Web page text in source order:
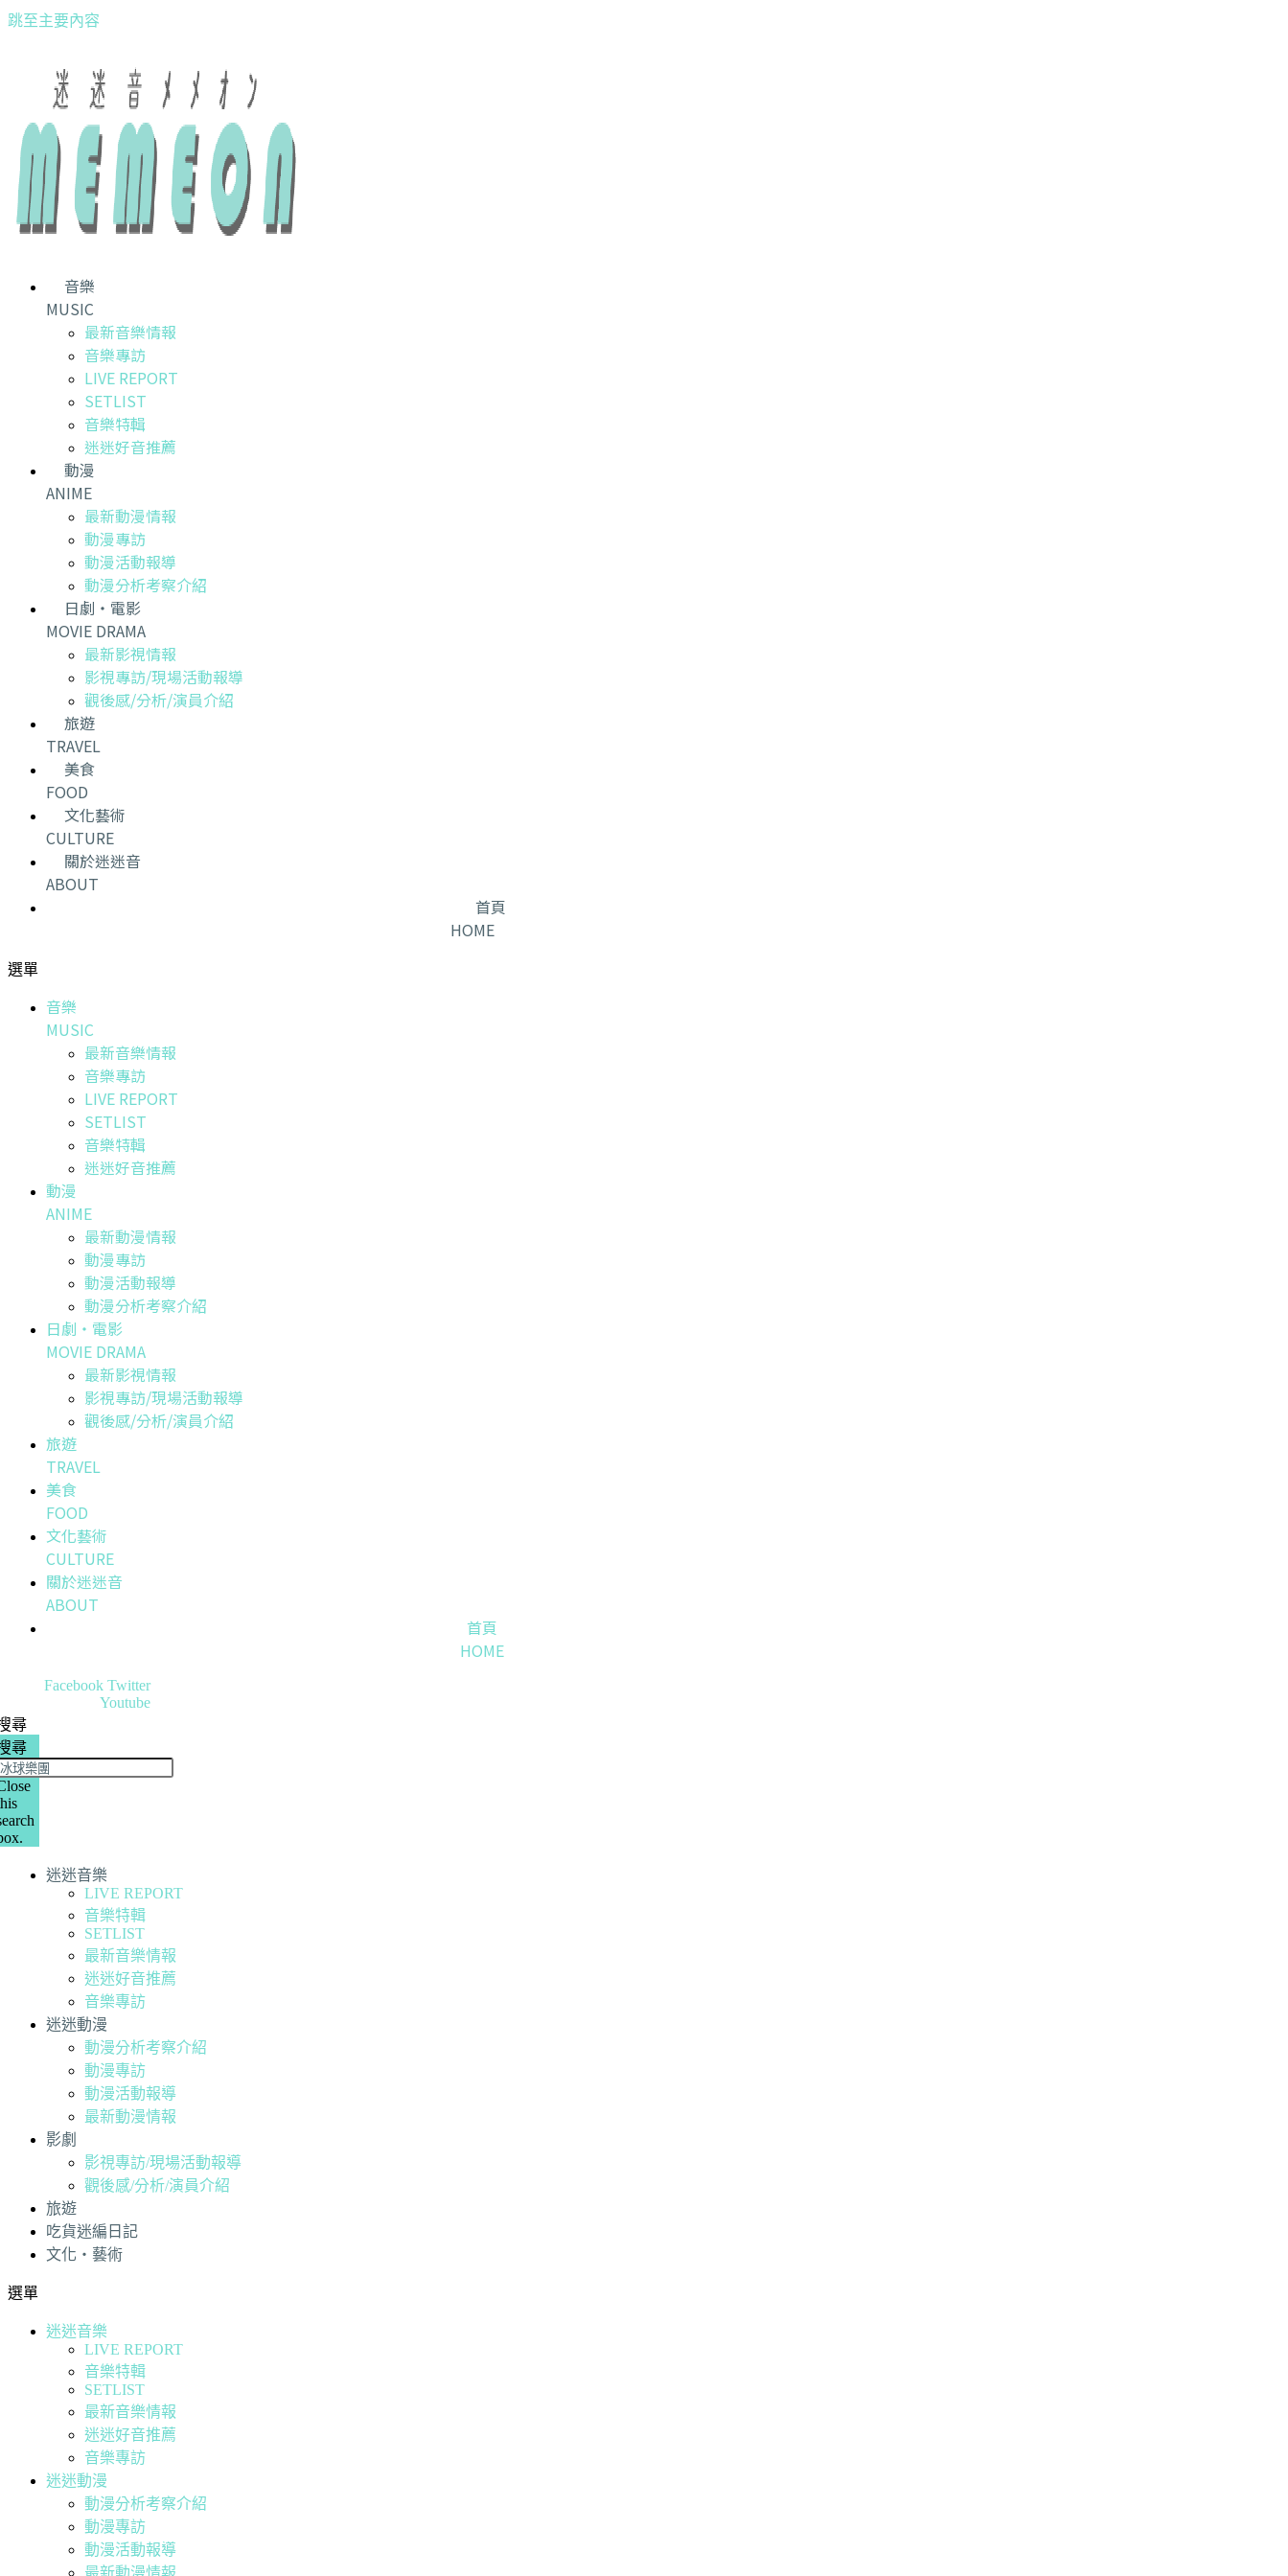
跳至主要內容
音樂
MUSIC
最新音樂情報
音樂專訪
LIVE REPORT
SETLIST
音樂特輯
迷迷好音推薦
動漫
ANIME
最新動漫情報
動漫專訪
動漫活動報導
動漫分析考察介紹
日劇・電影
MOVIE DRAMA
最新影視情報
影視專訪/現場活動報導
觀後感/分析/演員介紹
旅遊
TRAVEL
美食
FOOD
文化藝術
CULTURE
關於迷迷音
ABOUT
首頁
HOME
選單
音樂
MUSIC
最新音樂情報
音樂專訪
LIVE REPORT
SETLIST
音樂特輯
迷迷好音推薦
動漫
ANIME
最新動漫情報
動漫專訪
動漫活動報導
動漫分析考察介紹
日劇・電影
MOVIE DRAMA
最新影視情報
影視專訪/現場活動報導
觀後感/分析/演員介紹
旅遊
TRAVEL
美食
FOOD
文化藝術
CULTURE
關於迷迷音
ABOUT
首頁
HOME
Facebook Twitter
Youtube
尋
尋
迷迷音樂
LIVE REPORT
音樂特輯
SETLIST
最新音樂情報
迷迷好音推薦
音樂專訪
迷迷動漫
動漫分析考察介紹
動漫專訪
動漫活動報導
最新動漫情報
影劇
影視專訪/現場活動報導
觀後感/分析/演員介紹
旅遊
吃貨迷編日記
文化・藝術
選單
迷迷音樂
LIVE REPORT
音樂特輯
SETLIST
最新音樂情報
迷迷好音推薦
音樂專訪
迷迷動漫
動漫分析考察介紹
動漫專訪
動漫活動報導
最新動漫情報